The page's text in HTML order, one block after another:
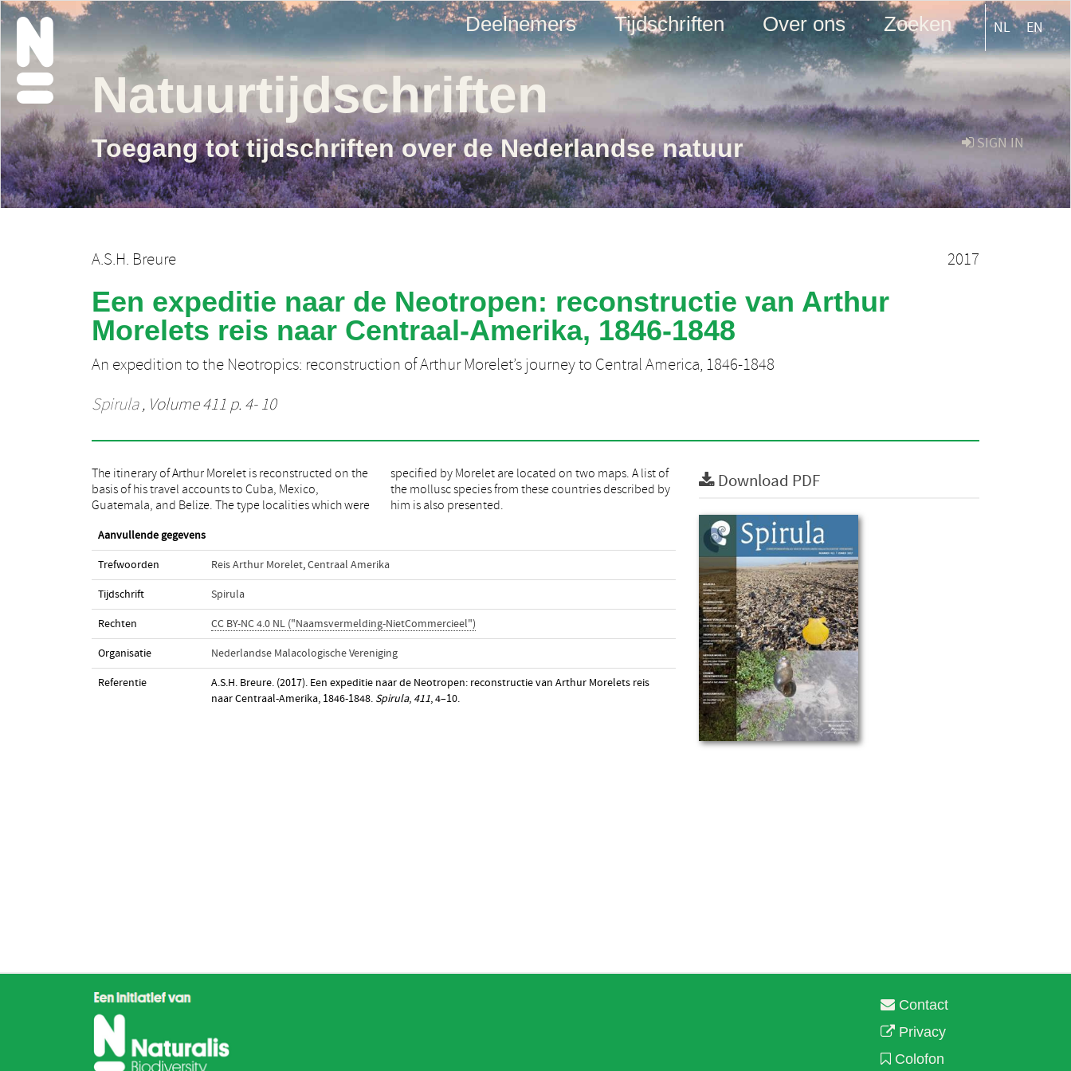
Deelnemers Tijdschriften Over ons Zoeken NL EN
SIGN IN
Natuurtijdschriften
Toegang tot tijdschriften over de Nederlandse natuur
A.S.H. Breure 2017
Een expeditie naar de Neotropen: reconstructie van Arthur
Morelets reis naar Centraal-Amerika, 1846-1848
An expedition to the Neotropics: reconstruction of Arthur Morelet’s journey to Central America, 1846-1848
Spirula, Volume 411 p. 4- 10
The itinerary of Arthur Morelet is reconstructed on the
basis of his travel accounts to Cuba, Mexico,
Guatemala, and Belize. The type localities which were
specified by Morelet are located on two maps. A list of
the mollusc species from these countries described by
him is also presented.
Aanvullende gegevens
Trefwoorden Reis Arthur Morelet,Centraal Amerika
Tijdschrift Spirula
Rechten CC BY-NC 4.0 NL ("Naamsvermelding-NietCommercieel")
Organisatie Nederlandse Malacologische Vereniging
Referentie
A.S.H. Breure. (2017). Een expeditie naar de Neotropen: reconstructie van Arthur Morelets reis
naar Centraal-Amerika, 1846-1848. Spirula, 411, 4–10.
Download PDF
Contact
Privacy
Colofon